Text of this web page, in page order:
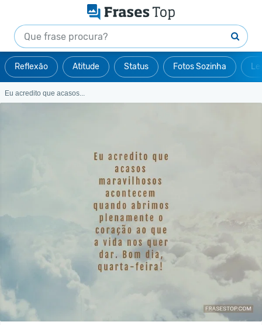
Reflexão Atitude Status Fotos Sozinha
Eu acredito que acasos...